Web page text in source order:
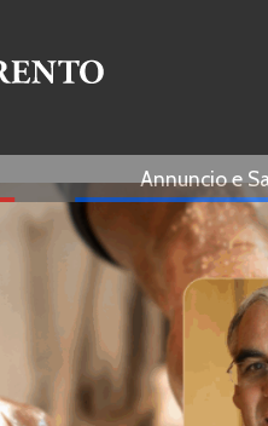
Annuncio e